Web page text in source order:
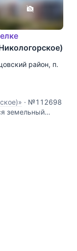
район, п.
· №112698
земельный
Вей) рядом с
Статус земли -